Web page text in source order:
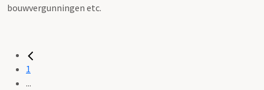
bouwvergunningen etc.
1
...